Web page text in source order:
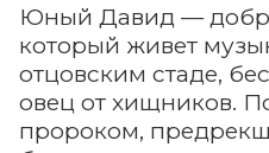
Юный Давид —
который живет
отцовским стаде,
овец от хищников.
пророком,